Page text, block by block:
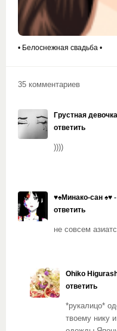
• Белоснежная свадьба •
35 комментариев
Грустная
ответить
))))
♥♠Минако-сан ♠♥
ответить
не совсем
Ohiko
ответить
*рукалицо*
твоему нику